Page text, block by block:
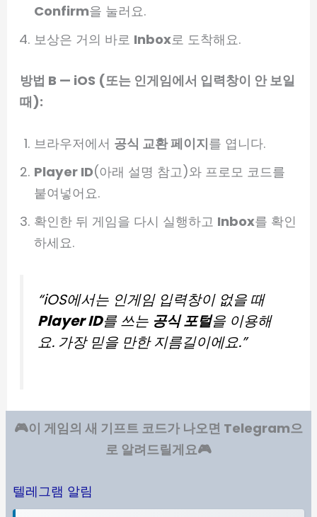
Confirm을 눌러요.
보상은 거의 바로 Inbox로 도착해요.
방법 B — iOS (또는 인게임에서 입력창이 안 보일
때):
브라우저에서 공식 교환 페이지를 엽니다.
Player ID(아래 설명 참고)와 프로모 코드를
붙여넣어요.
확인한 뒤 게임을 다시 실행하고 Inbox를 확인
하세요.
“iOS에서는 인게임 입력창이 없을 때
Player ID를 쓰는 공식 포털을 이용해
요. 가장 믿을 만한 지름길이에요.”
🎮이 게임의 새 기프트 코드가 나오면 Telegram으
로 알려드릴게요🎮
텔레그램 알림